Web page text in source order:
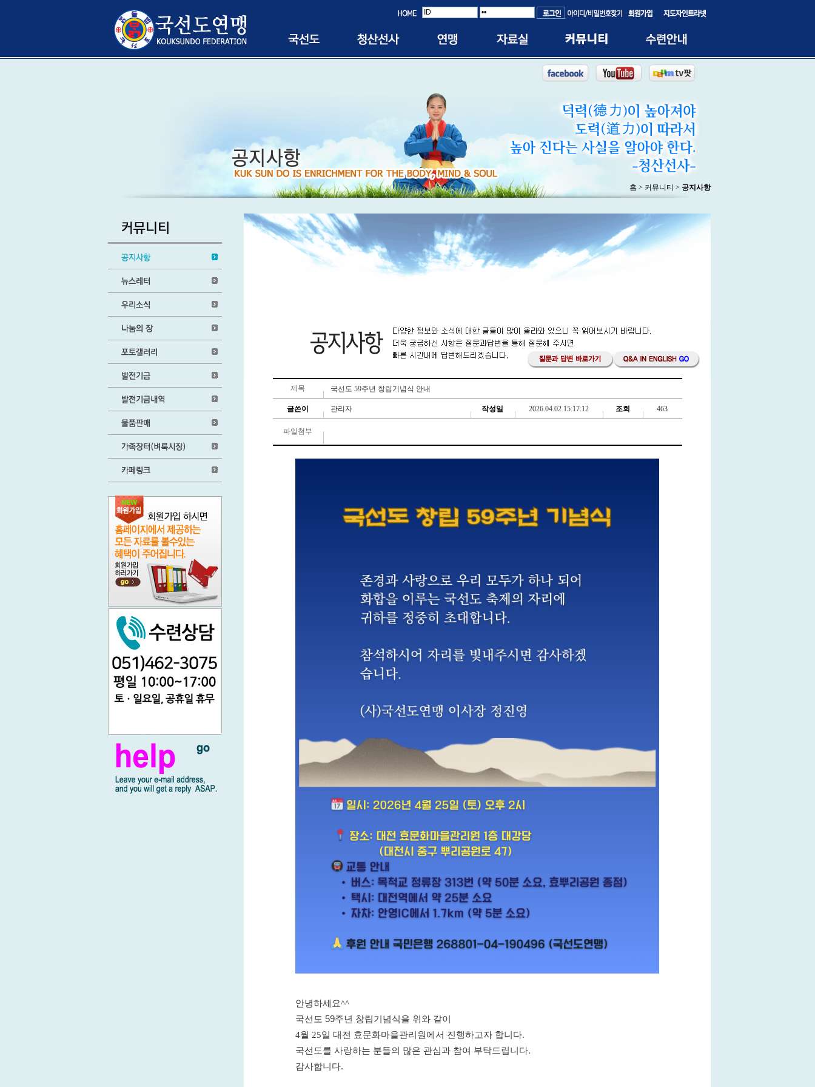
홈 > 커뮤니티 > 공지사항
제목 국선도 59주년 창립기념식 안내
글쓴이 관리자 작성일 2026.04.02 15:17:12 조회 463
파일첨부
안녕하세요^^
국선도 59주년 창립기념식을 위와 같이
4월 25일 대전 효문화마을관리원 에서 진행하고자 합니다.
국선도를 사랑하는 분들의 많은 관심과 참여 부탁드립니다.
감사합니다.